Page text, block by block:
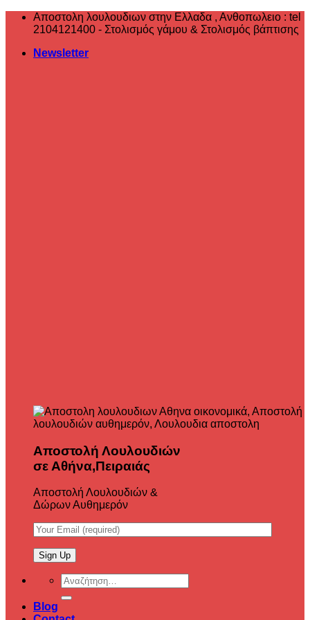
ΜετάβασηΑποστολη λουλουδιων στην Ελλαδα , ‎Ανθοπωλειο : tel
2104121400 - Στολισμός γάμου & Στολισμός βάπτισης
Newsletter
Αποστολή Λουλουδιών
σε Αθήνα,Πειραιάς
Αποστολή Λουλουδιών &
Δώρων Αυθημερόν
Αναζήτηση
για:
Blog